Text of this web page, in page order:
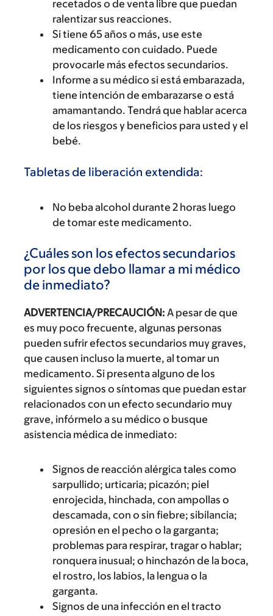
recetados o de venta libre que puedan
ralentizar sus reacciones.
Si tiene 65 años o más, use este
medicamento con cuidado. Puede
provocarle más efectos secundarios.
Informe a su médico si está embarazada,
tiene intención de embarazarse o está
amamantando. Tendrá que hablar acerca
de los riesgos y beneficios para usted y el
bebé.
Tabletas de liberación extendida:
No beba alcohol durante 2 horas luego
de tomar este medicamento.
¿Cuáles son los efectos secundarios
por los que debo llamar a mi médico
de inmediato?
ADVERTENCIA/PRECAUCIÓN: A pesar de que
es muy poco frecuente, algunas personas
pueden sufrir efectos secundarios muy graves,
que causen incluso la muerte, al tomar un
medicamento. Si presenta alguno de los
siguientes signos o síntomas que puedan estar
relacionados con un efecto secundario muy
grave, infórmelo a su médico o busque
asistencia médica de inmediato:
Signos de reacción alérgica tales como
sarpullido; urticaria; picazón; piel
enrojecida, hinchada, con ampollas o
descamada, con o sin fiebre; sibilancia;
opresión en el pecho o la garganta;
problemas para respirar, tragar o hablar;
ronquera inusual; o hinchazón de la boca,
el rostro, los labios, la lengua o la
garganta.
Signos de una infección en el tracto